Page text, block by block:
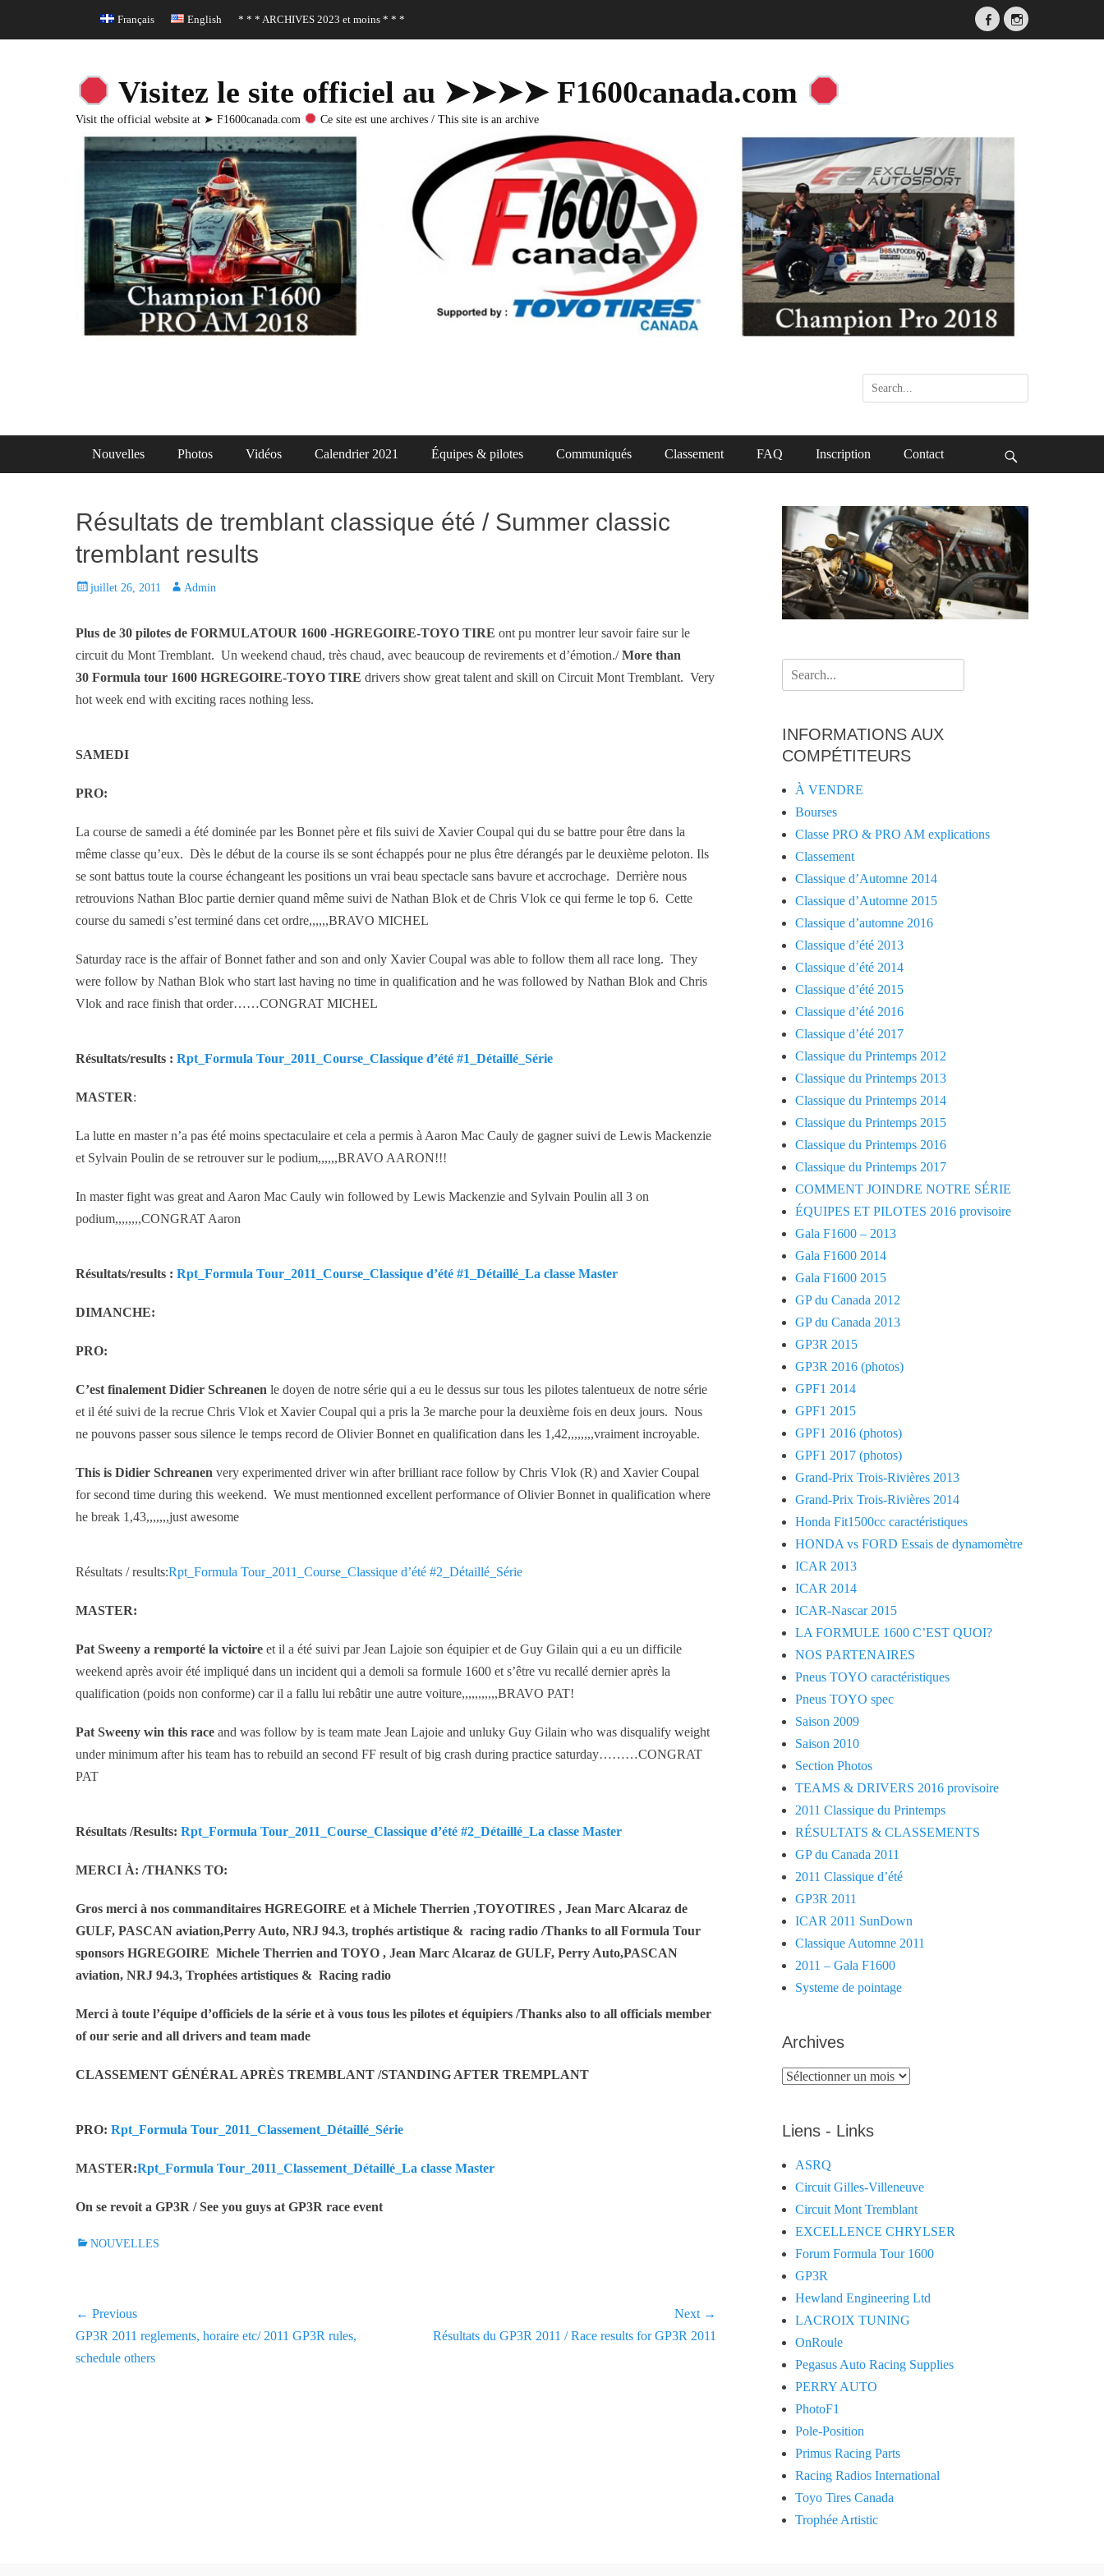
Header Top Menu
Skip Français English * * * ARCHIVES 2023 et moins * * *
FacebookInstagram
Visitez le site officiel au ➤➤➤➤ F1600canada.com
Visit the official website at ➤ F1600canada.com Ce site est une archives / This site is an archive
Search
for:
Primary Menu
Skip
Nouvelles Photos Vidéos Calendrier 2021 Équipes & pilotes Communiqués Classement FAQ Inscription Contact
Résultats de tremblant classique été / Summer classic
tremblant results
P
e
d
o
juillet 26, 2011
A
o
r
Admin
Plus de 30 pilotes de FORMULATOUR 1600 -HGREGOIRE-TOYO TIRE ont pu montrer leur savoir faire sur le
circuit du Mont Tremblant. Un weekend chaud, très chaud, avec beaucoup de revirements et d’émotion./More than
30 Formula tour 1600 HGREGOIRE-TOYO TIRE drivers show great talent and skill on Circuit Mont Tremblant. Very
hot week end with exciting races nothing less.
SAMEDI
PRO:
La course de samedi a été dominée par les Bonnet père et fils suivi de Xavier Coupal qui du se battre pour être dans la
même classe qu’eux. Dès le début de la course ils se sont échappés pour ne plus être dérangés par le deuxième peloton. Ils
se sont battus toute la course échangeant les positions un vrai beau spectacle sans bavure et accrochage. Derrière nous
retrouvions Nathan Bloc partie dernier quand même suivi de Nathan Blok et de Chris Vlok ce qui ferme le top 6. Cette
course du samedi s’est terminé dans cet ordre,,,,,,BRAVO MICHEL
Saturday race is the affair of Bonnet father and son and only Xavier Coupal was able to follow them all race long. They
were follow by Nathan Blok who start last having no time in qualification and he was followed by Nathan Blok and Chris
Vlok and race finish that order……CONGRAT MICHEL
Résultats/results : Rpt_Formula Tour_2011_Course_Classique d’été #1_Détaillé_Série
MASTER:
La lutte en master n’a pas été moins spectaculaire et cela a permis à Aaron Mac Cauly de gagner suivi de Lewis Mackenzie
et Sylvain Poulin de se retrouver sur le podium,,,,,,BRAVO AARON!!!
In master fight was great and Aaron Mac Cauly win followed by Lewis Mackenzie and Sylvain Poulin all 3 on
podium,,,,,,,,CONGRAT Aaron
Résultats/results : Rpt_Formula Tour_2011_Course_Classique d’été #1_Détaillé_La classe Master
DIMANCHE:
PRO:
C’est finalement Didier Schreanen le doyen de notre série qui a eu le dessus sur tous les pilotes talentueux de notre série
et il été suivi de la recrue Chris Vlok et Xavier Coupal qui a pris la 3e marche pour la deuxième fois en deux jours. Nous
ne pouvons passer sous silence le temps record de Olivier Bonnet en qualification dans les 1,42,,,,,,,,vraiment incroyable.
This is Didier Schreanen very experimented driver win after brilliant race follow by Chris Vlok (R) and Xavier Coupal
for second time during this weekend. We must mentionned excellent performance of Olivier Bonnet in qualification where
he break 1,43,,,,,,,just awesome
Résultats / results:Rpt_Formula Tour_2011_Course_Classique d’été #2_Détaillé_Série
MASTER:
Pat Sweeny a remporté la victoire et il a été suivi par Jean Lajoie son équipier et de Guy Gilain qui a eu un difficile
weekend après avoir été impliqué dans un incident qui a demoli sa formule 1600 et s’être vu recallé dernier après la
qualification (poids non conforme) car il a fallu lui rebâtir une autre voiture,,,,,,,,,,,BRAVO PAT!
Pat Sweeny win this race and was follow by is team mate Jean Lajoie and unluky Guy Gilain who was disqualify weight
under minimum after his team has to rebuild an second FF result of big crash during practice saturday………CONGRAT
PAT
Résultats /Results: Rpt_Formula Tour_2011_Course_Classique d’été #2_Détaillé_La classe Master
MERCI À: /THANKS TO:
Gros merci à nos commanditaires HGREGOIRE et à Michele Therrien ,TOYOTIRES , Jean Marc Alcaraz de
GULF, PASCAN aviation,Perry Auto, NRJ 94.3, trophés artistique & racing radio /Thanks to all Formula Tour
sponsors HGREGOIRE Michele Therrien and TOYO , Jean Marc Alcaraz de GULF, Perry Auto,PASCAN
aviation, NRJ 94.3, Trophées artistiques & Racing radio
Merci à toute l’équipe d’officiels de la série et à vous tous les pilotes et équipiers /Thanks also to all officials member
of our serie and all drivers and team made
CLASSEMENT GÉNÉRAL APRÈS TREMBLANT /STANDING AFTER TREMPLANT
PRO: Rpt_Formula Tour_2011_Classement_Détaillé_Série
MASTER:Rpt_Formula Tour_2011_Classement_Détaillé_La classe Master
On se revoit a GP3R / See you guys at GP3R race event
C
g
o
r
NOUVELLES
Navigation
de
← Previous
Previous
post:
GP3R 2011 reglements, horaire etc/ 2011 GP3R rules,
schedule others
Next →
Résultats du GP3R 2011 / Race results for GP3R 2011
Search
for:
INFORMATIONS AUX
COMPÉTITEURS
À VENDRE
Bourses
Classe PRO & PRO AM explications
Classement
Classique d’Automne 2014
Classique d’Automne 2015
Classique d’automne 2016
Classique d’été 2013
Classique d’été 2014
Classique d’été 2015
Classique d’été 2016
Classique d’été 2017
Classique du Printemps 2012
Classique du Printemps 2013
Classique du Printemps 2014
Classique du Printemps 2015
Classique du Printemps 2016
Classique du Printemps 2017
COMMENT JOINDRE NOTRE SÉRIE
ÉQUIPES ET PILOTES 2016 provisoire
Gala F1600 – 2013
Gala F1600 2014
Gala F1600 2015
GP du Canada 2012
GP du Canada 2013
GP3R 2015
GP3R 2016 (photos)
GPF1 2014
GPF1 2015
GPF1 2016 (photos)
GPF1 2017 (photos)
Grand-Prix Trois-Rivières 2013
Grand-Prix Trois-Rivières 2014
Honda Fit1500cc caractéristiques
HONDA vs FORD Essais de dynamomètre
ICAR 2013
ICAR 2014
ICAR-Nascar 2015
LA FORMULE 1600 C’EST QUOI?
NOS PARTENAIRES
Pneus TOYO caractéristiques
Pneus TOYO spec
Saison 2009
Saison 2010
Section Photos
TEAMS & DRIVERS 2016 provisoire
2011 Classique du Printemps
RÉSULTATS & CLASSEMENTS
GP du Canada 2011
2011 Classique d’été
GP3R 2011
ICAR 2011 SunDown
Classique Automne 2011
2011 – Gala F1600
Systeme de pointage
Archives
Archives
Liens - Links
ASRQ
Circuit Gilles-Villeneuve
Circuit Mont Tremblant
EXCELLENCE CHRYLSER
Forum Formula Tour 1600
GP3R
Hewland Engineering Ltd
LACROIX TUNING
OnRoule
Pegasus Auto Racing Supplies
PERRY AUTO
PhotoF1
Pole-Position
Primus Racing Parts
Racing Radios International
Toyo Tires Canada
Trophée Artistic